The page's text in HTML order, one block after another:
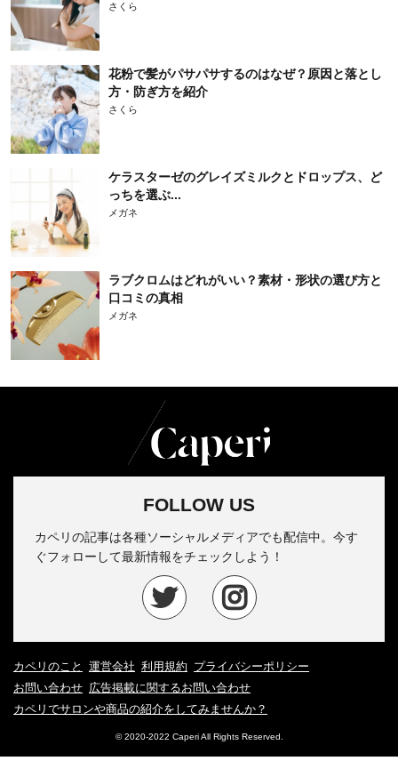
さくら
花粉で髪がパサパサするのはなぜ？原因と落とし
方・防ぎ方を紹介
さくら
ケラスターゼのグレイズミルクとドロップス、ど
っちを選ぶ...
メガネ
ラブクロムはどれがいい？素材・形状の選び方と
口コミの真相
メガネ
FOLLOW US
カペリの記事は各種ソーシャルメディアでも配信中。今す
ぐフォローして最新情報をチェックしよう！
カペリのこと 運営会社 利用規約 プライバシーポリシー
お問い合わせ 広告掲載に関するお問い合わせ
カペリでサロンや商品の紹介をしてみませんか？
© 2020-2022 Caperi All Rights Reserved.